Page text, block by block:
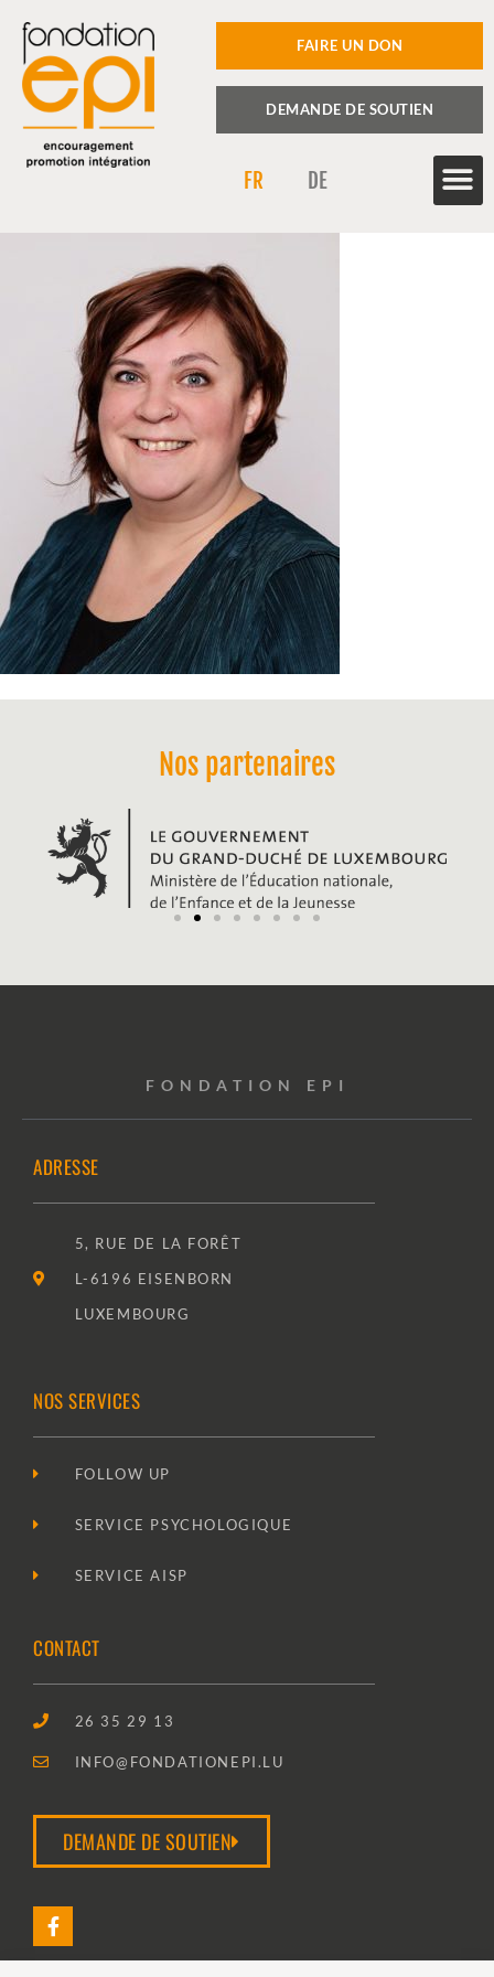
FAIRE UN DON
DEMANDE DE SOUTIEN
FR DE
Nos partenaires
FONDATION EPI
ADRESSE
5, RUE DE LA FORÊT
L-6196 EISENBORN
LUXEMBOURG
NOS SERVICES
FOLLOW UP
SERVICE PSYCHOLOGIQUE
SERVICE AISP
CONTACT
26 35 29 13
INFO@FONDATIONEPI.LU
DEMANDE DE SOUTIEN